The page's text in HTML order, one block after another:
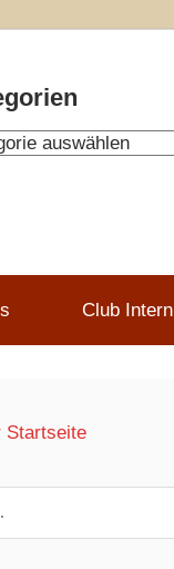
Club Intern
Startseite